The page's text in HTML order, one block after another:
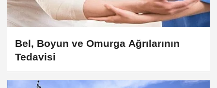
Bel, Boyun ve Omurga Ağrılarının
Tedavisi